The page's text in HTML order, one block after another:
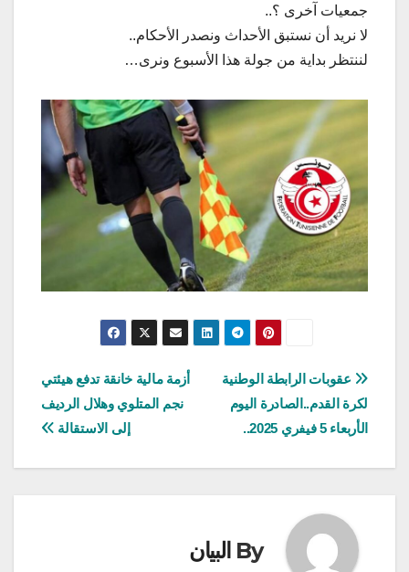
جمعيات آخرى ؟..
لا نريد أن نستبق الأحداث ونصدر الأحكام..
لننتظر بداية من جولة هذا الأسبوع ونرى…
تصفّح
المقالات
أزمة مالية خانقة تدفع هيئتي
نجم المتلوي وهلال الرديف
إلى الاستقالة
عقوبات الرابطة الوطنية
لكرة القدم..الصادرة اليوم
الأربعاء 5 فيفري 2025..
By البيان